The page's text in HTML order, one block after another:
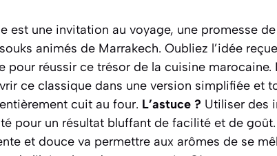
est une invitation au voyage, une promesse
animés de Marrakech. Oubliez l’idée
pour réussir ce trésor de la cuisine marocaine.
ce classique dans une version simplifiée et
cuit au four. L’astuce ? Utiliser des
pour un résultat bluffant de facilité et de goût.
et douce va permettre aux arômes de se